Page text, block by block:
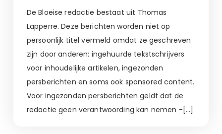
De Bloeise redactie bestaat uit Thomas
Lapperre. Deze berichten worden niet op
persoonlijk titel vermeld omdat ze geschreven
zijn door anderen: ingehuurde tekstschrijvers
voor inhoudelijke artikelen, ingezonden
persberichten en soms ook sponsored content.
Voor ingezonden persberichten geldt dat de
redactie geen verantwoording kan nemen -[…]